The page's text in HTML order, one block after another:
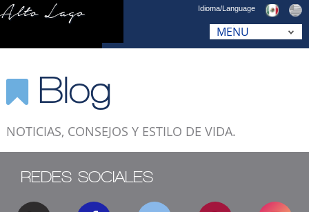
Idioma/Language
Blog
NOTICIAS, CONSEJOS Y ESTILO DE VIDA.
REDES SOCIALES